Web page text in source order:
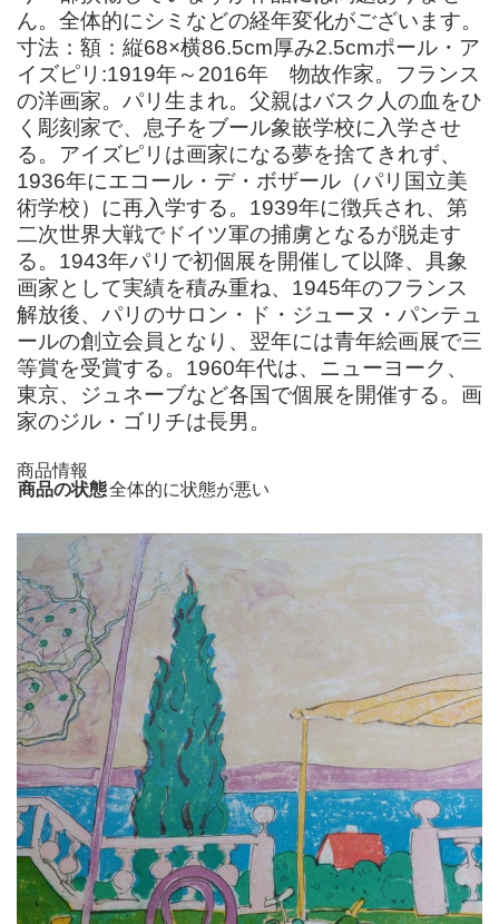
ん。全体的にシミなどの経年変化がございます。
寸法：額：縦68×横86.5cm厚み2.5cmポール・ア
イズピリ:1919年～2016年 物故作家。フランス
の洋画家。パリ生まれ。父親はバスク人の血をひ
く彫刻家で、息子をブール象嵌学校に入学させ
る。アイズピリは画家になる夢を捨てきれず、
1936年にエコール・デ・ボザール（パリ国立美
術学校）に再入学する。1939年に徴兵され、第
二次世界大戦でドイツ軍の捕虜となるが脱走す
る。1943年パリで初個展を開催して以降、具象
画家として実績を積み重ね、1945年のフランス
解放後、パリのサロン・ド・ジューヌ・パンテュ
ールの創立会員となり、翌年には青年絵画展で三
等賞を受賞する。1960年代は、ニューヨーク、
東京、ジュネーブなど各国で個展を開催する。画
家のジル・ゴリチは長男。
商品情報
商品の状態全体的に状態が悪い